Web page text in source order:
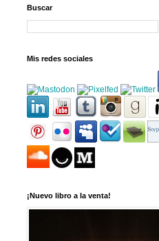
Buscar
Mis redes sociales
¡Nuevo libro a la venta!